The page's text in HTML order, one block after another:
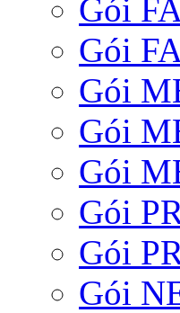
Gói
Gói
Gói
Gói
Gói
Gói
Gói
Gói